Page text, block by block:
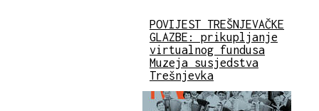
POVIJEST TREŠNJEVAČKE
GLAZBE: prikupljanje
virtualnog fundusa
Muzeja susjedstva
Trešnjevka